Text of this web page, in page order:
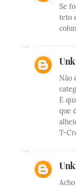
Se
teto
Não
E
que
T-